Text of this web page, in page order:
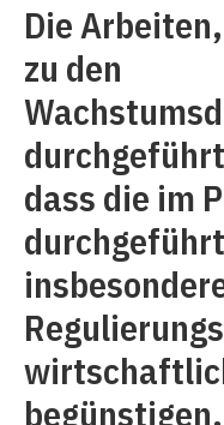
Die
zu den
dass die im